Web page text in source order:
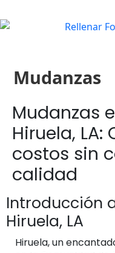
Mudanzas
Mudanzas
Hiruela,
costos sin
calidad
Introducción
Hiruela, LA
Hiruela, un